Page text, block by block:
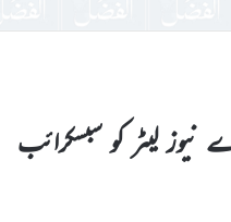
لیٹر کو سبسکرائب